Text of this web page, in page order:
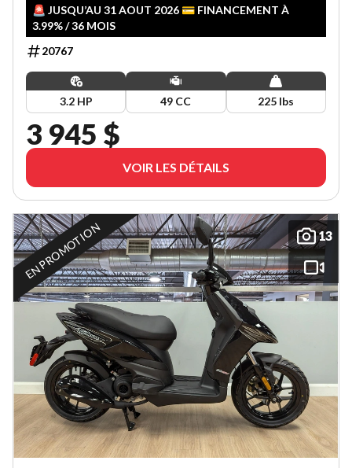
🚨 JUSQU’AU 31 AOUT 2026 💳 FINANCEMENT À
3.99% / 36 MOIS
20767
3.2 HP 49 CC 225 lbs
3 945 $
VOIR LES DÉTAILS
13
EN PROMOTION